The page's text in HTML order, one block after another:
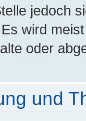
jedoch
wird
oder
und